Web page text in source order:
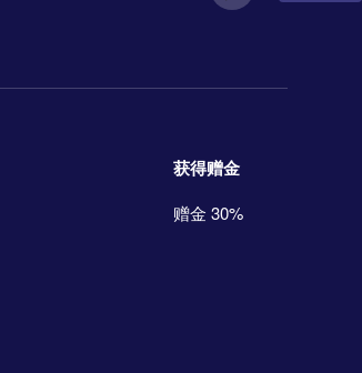
获得赠金
赠金 30%